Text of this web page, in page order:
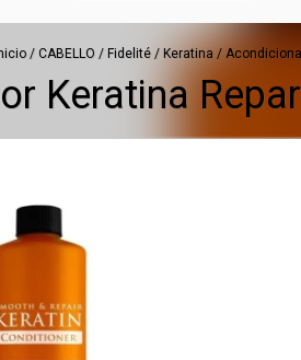
/ CABELLO / Fidelité / Keratina /
Keratina